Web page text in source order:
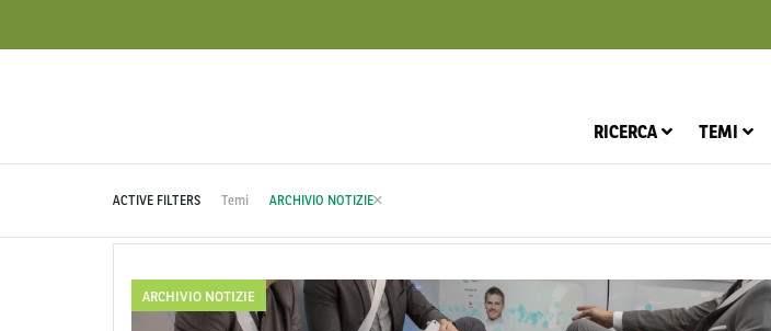
RICERCA TEMI
ACTIVE FILTERS Temi ARCHIVIO NOTIZIE
ARCHIVIO NOTIZIE